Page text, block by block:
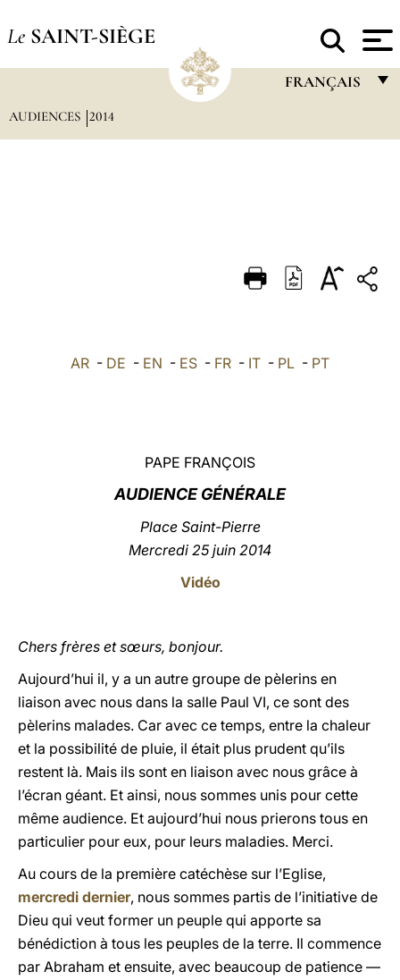
Le SAINT-SIÈGE
FRANÇAIS
DEUTSCH
العربيّة
AUDIENCES 2014
AR - DE - EN - ES - FR - IT - PL - PT
PAPE FRANÇOIS
AUDIENCE GÉNÉRALE
Place Saint-Pierre
Mercredi 25 juin 2014
Vidéo
Chers frères et sœurs, bonjour.
Aujourd’hui il, y a un autre groupe de pèlerins en
liaison avec nous dans la salle Paul VI, ce sont des
pèlerins malades. Car avec ce temps, entre la chaleur
et la possibilité de pluie, il était plus prudent qu’ils
restent là. Mais ils sont en liaison avec nous grâce à
l’écran géant. Et ainsi, nous sommes unis pour cette
même audience. Et aujourd’hui nous prierons tous en
particulier pour eux, pour leurs maladies. Merci.
Au cours de la première catéchèse sur l’Eglise,
mercredi dernier, nous sommes partis de l’initiative de
Dieu qui veut former un peuple qui apporte sa
bénédiction à tous les peuples de la terre. Il commence
par Abraham et ensuite, avec beaucoup de patience —